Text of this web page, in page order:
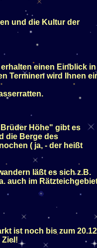
und die Kultur der
einen Einblick
Terminen wird Ihnen
Höhe" gibt es
die Berge des
( ja, - der heißt
läßt es sich z.B.
auch im
ist noch bis zum